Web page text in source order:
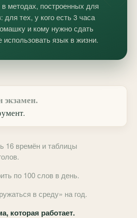
методах, построенных для
для тех, у кого есть 3 часа
и кому нужно сдать
использовать язык в жизни.
.
16 времён и таблицы
по 100 слов в день.
в среду» на год.
которая работает.